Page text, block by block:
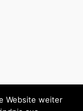
Website weiter